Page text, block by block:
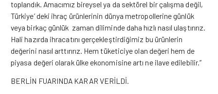
toplandık. Amacımız bireysel ya da sektörel bir çalışma değil,
Türkiye’ deki ihraç ürünlerinin dünya metropollerine günlük
veya birkaç günlük zaman diliminde daha hızlı nasıl ulaştırırız.
Hali hazırda ihracatını gerçekleştirdiğimiz bu ürünlerin
değerini nasıl arttırırız. Hem tüketiciye olan değeri hem de
piyasa değeri olarak ülke ekonomisine artı ne ilave edilebilir.”
BERLİN FUARINDA KARAR VERİLDİ.